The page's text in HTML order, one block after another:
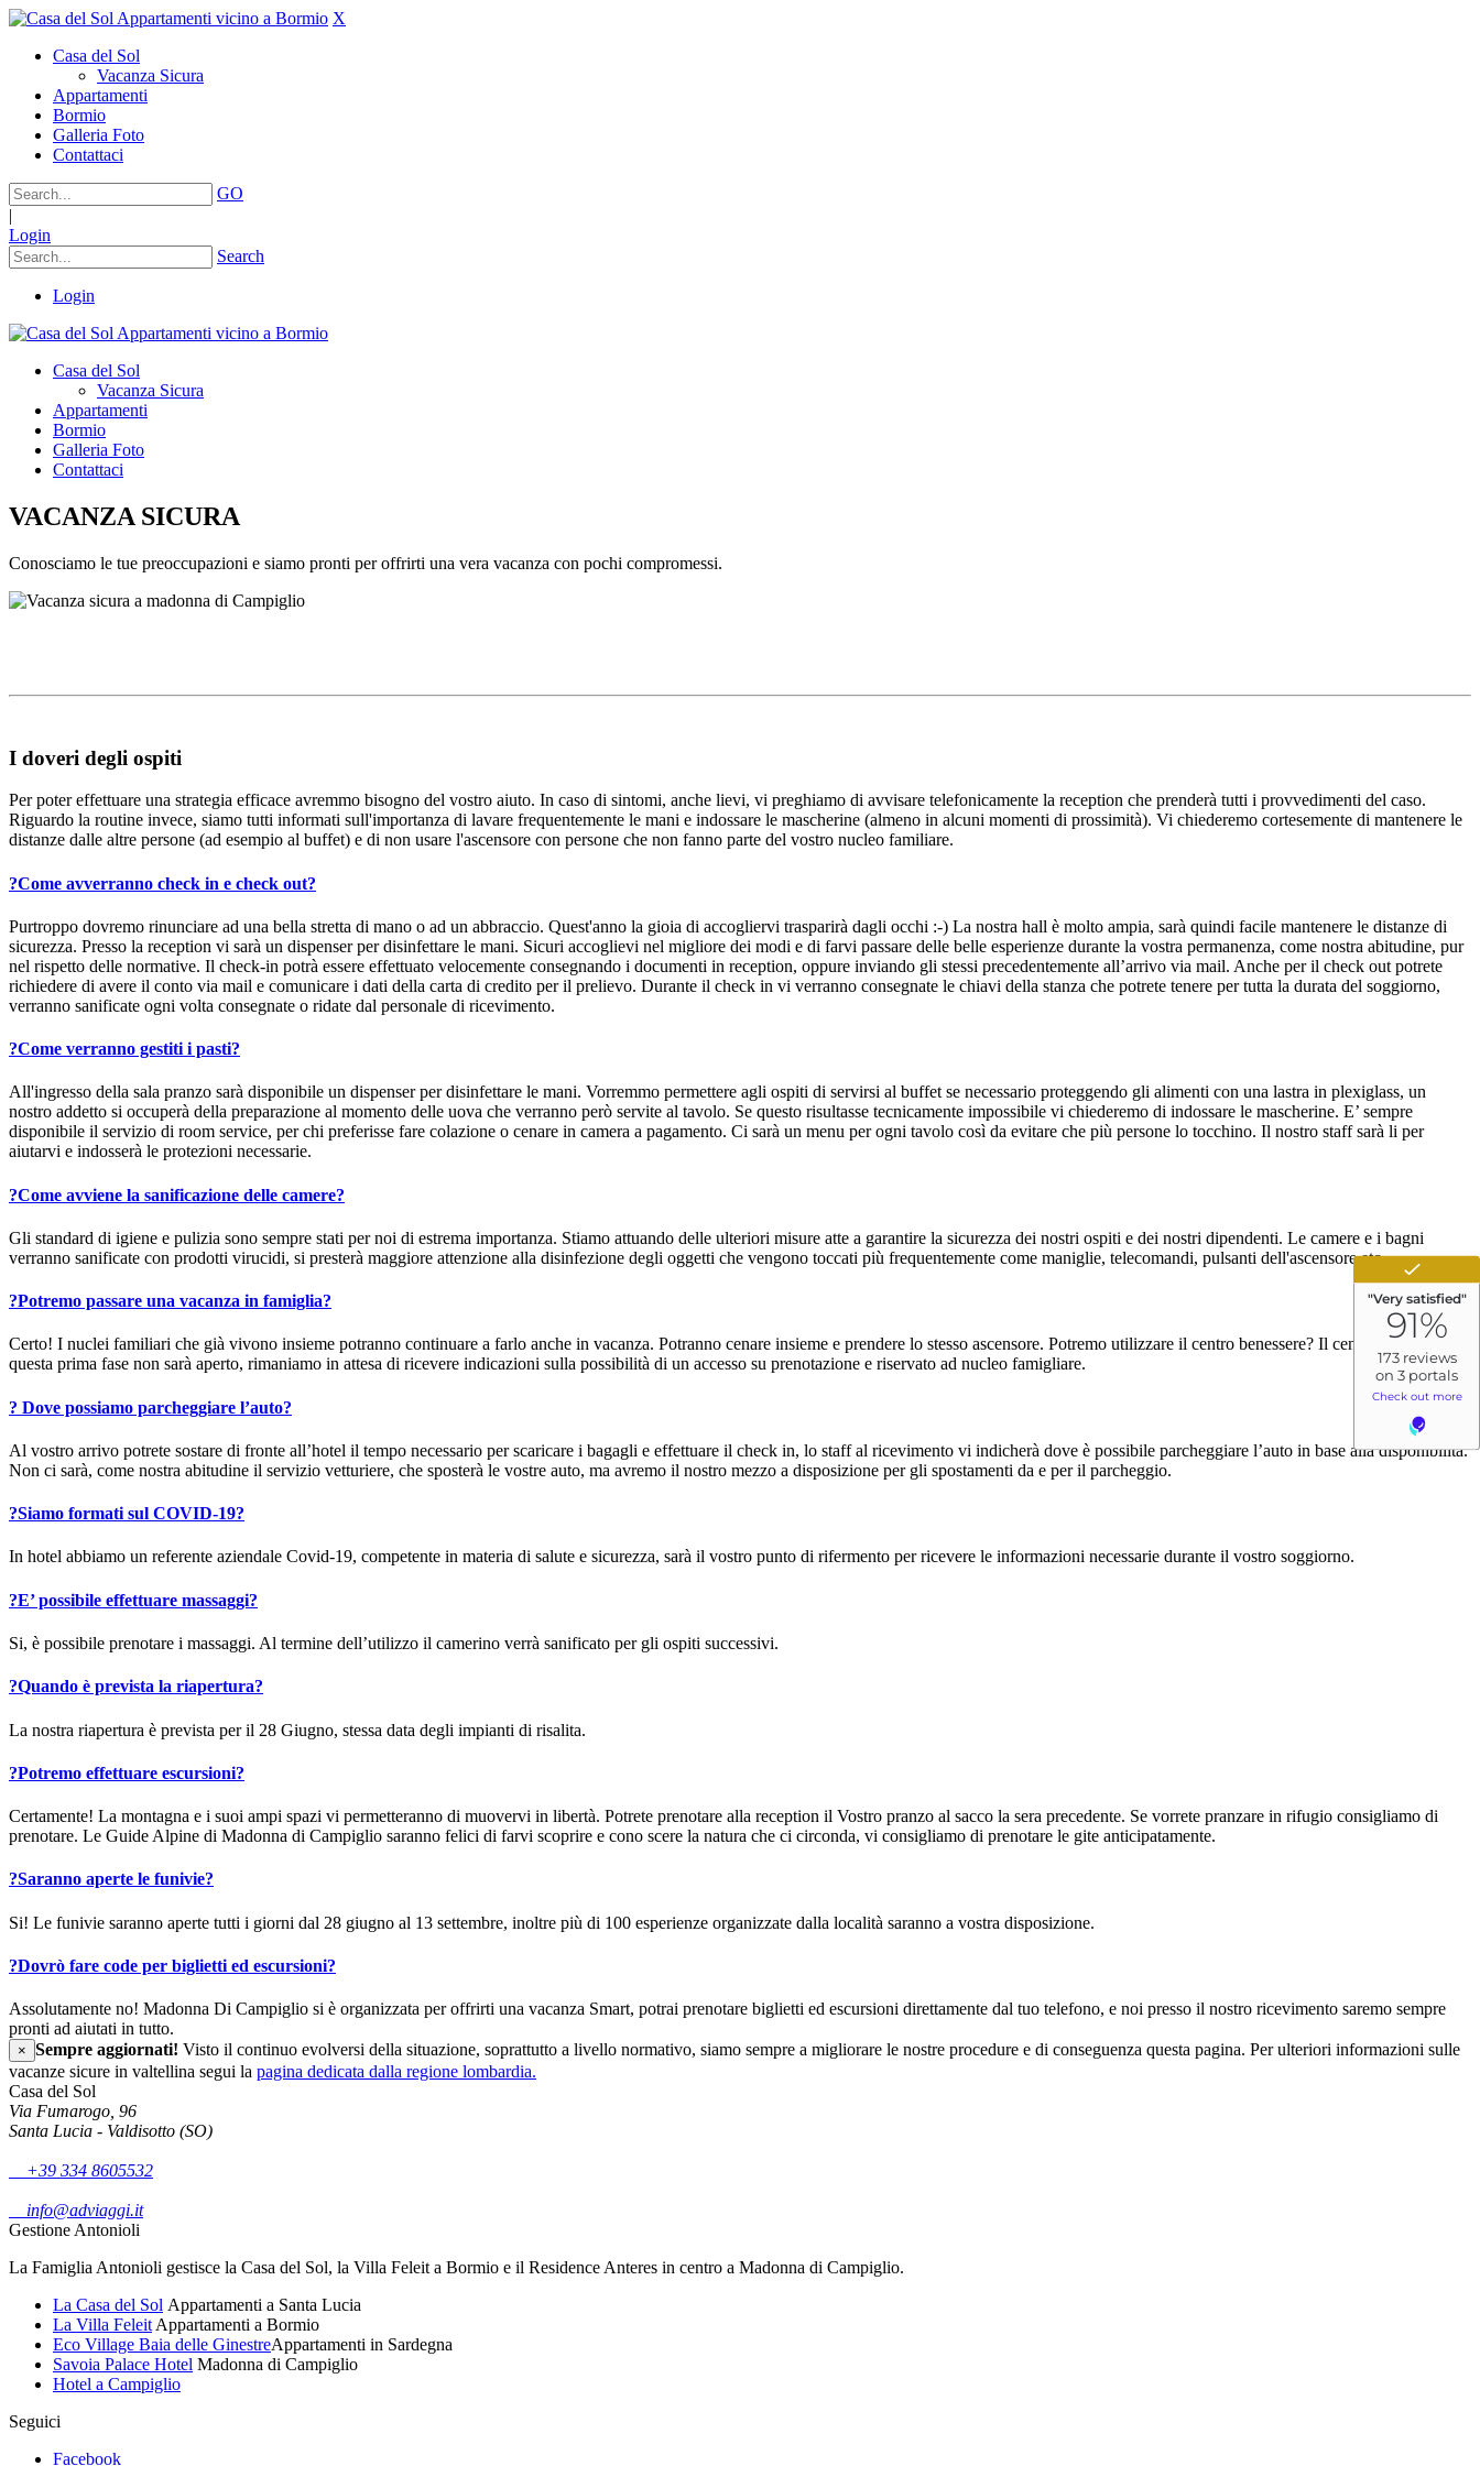
X
Casa del Sol
Vacanza Sicura
Appartamenti
Bormio
Galleria Foto
Contattaci
GO
|
Login
Search
Login
Casa del Sol
Vacanza Sicura
Appartamenti
Bormio
Galleria Foto
Contattaci
VACANZA SICURA
Conosciamo le tue preoccupazioni e siamo pronti per offrirti una vera vacanza con pochi compromessi.
I doveri degli ospiti
Per poter effettuare una strategia efficace avremmo bisogno del vostro aiuto. In caso di sintomi, anche lievi, vi preghiamo di avvisare telefonicamente la reception che prenderà tutti i provvedimenti del caso.
Riguardo la routine invece, siamo tutti informati sull'importanza di lavare frequentemente le mani e indossare le mascherine (almeno in alcuni momenti di prossimità). Vi chiederemo cortesemente di mantenere le
distanze dalle altre persone (ad esempio al buffet) e di non usare l'ascensore con persone che non fanno parte del vostro nucleo familiare.
?Come avverranno check in e check out?
Purtroppo dovremo rinunciare ad una bella stretta di mano o ad un abbraccio. Quest'anno la gioia di accogliervi trasparirà dagli occhi :-) La nostra hall è molto ampia, sarà quindi facile mantenere le distanze di
sicurezza. Presso la reception vi sarà un dispenser per disinfettare le mani. Sicuri accoglievi nel migliore dei modi e di farvi passare delle belle esperienze durante la vostra permanenza, come nostra abitudine, pur
nel rispetto delle normative. Il check-in potrà essere effettuato velocemente consegnando i documenti in reception, oppure inviando gli stessi precedentemente all’arrivo via mail. Anche per il check out potrete
richiedere di avere il conto via mail e comunicare i dati della carta di credito per il prelievo. Durante il check in vi verranno consegnate le chiavi della stanza che potrete tenere per tutta la durata del soggiorno,
verranno sanificate ogni volta consegnate o ridate dal personale di ricevimento.
?Come verranno gestiti i pasti?
All'ingresso della sala pranzo sarà disponibile un dispenser per disinfettare le mani. Vorremmo permettere agli ospiti di servirsi al buffet se necessario proteggendo gli alimenti con una lastra in plexiglass, un
nostro addetto si occuperà della preparazione al momento delle uova che verranno però servite al tavolo. Se questo risultasse tecnicamente impossibile vi chiederemo di indossare le mascherine. E’ sempre
disponibile il servizio di room service, per chi preferisse fare colazione o cenare in camera a pagamento. Ci sarà un menu per ogni tavolo così da evitare che più persone lo tocchino. Il nostro staff sarà li per
aiutarvi e indosserà le protezioni necessarie.
?Come avviene la sanificazione delle camere?
Gli standard di igiene e pulizia sono sempre stati per noi di estrema importanza. Stiamo attuando delle ulteriori misure atte a garantire la sicurezza dei nostri ospiti e dei nostri dipendenti. Le camere e i bagni
verranno sanificate con prodotti virucidi, si presterà maggiore attenzione alla disinfezione degli oggetti che vengono toccati più frequentemente come maniglie, telecomandi, pulsanti dell'ascensore etc.
?Potremo passare una vacanza in famiglia?
Certo! I nuclei familiari che già vivono insieme potranno continuare a farlo anche in vacanza. Potranno cenare insieme e prendere lo stesso ascensore. Potremo utilizzare il centro benessere? Il centro benessere in
questa prima fase non sarà aperto, rimaniamo in attesa di ricevere indicazioni sulla possibilità di un accesso su prenotazione e riservato ad nucleo famigliare.
? Dove possiamo parcheggiare l’auto?
Al vostro arrivo potrete sostare di fronte all’hotel il tempo necessario per scaricare i bagagli e effettuare il check in, lo staff al ricevimento vi indicherà dove è possibile parcheggiare l’auto in base alla disponibilità.
Non ci sarà, come nostra abitudine il servizio vetturiere, che sposterà le vostre auto, ma avremo il nostro mezzo a disposizione per gli spostamenti da e per il parcheggio.
?Siamo formati sul COVID-19?
In hotel abbiamo un referente aziendale Covid-19, competente in materia di salute e sicurezza, sarà il vostro punto di rifermento per ricevere le informazioni necessarie durante il vostro soggiorno.
?E’ possibile effettuare massaggi?
Si, è possibile prenotare i massaggi. Al termine dell’utilizzo il camerino verrà sanificato per gli ospiti successivi.
?Quando è prevista la riapertura?
La nostra riapertura è prevista per il 28 Giugno, stessa data degli impianti di risalita.
?Potremo effettuare escursioni?
Certamente! La montagna e i suoi ampi spazi vi permetteranno di muovervi in libertà. Potrete prenotare alla reception il Vostro pranzo al sacco la sera precedente. Se vorrete pranzare in rifugio consigliamo di
prenotare. Le Guide Alpine di Madonna di Campiglio saranno felici di farvi scoprire e cono scere la natura che ci circonda, vi consigliamo di prenotare le gite anticipatamente.
?Saranno aperte le funivie?
Si! Le funivie saranno aperte tutti i giorni dal 28 giugno al 13 settembre, inoltre più di 100 esperienze organizzate dalla località saranno a vostra disposizione.
?Dovrò fare code per biglietti ed escursioni?
Assolutamente no! Madonna Di Campiglio si è organizzata per offrirti una vacanza Smart, potrai prenotare biglietti ed escursioni direttamente dal tuo telefono, e noi presso il nostro ricevimento saremo sempre
pronti ad aiutati in tutto.
× Sempre aggiornati! Visto il continuo evolversi della situazione, soprattutto a livello normativo, siamo sempre a migliorare le nostre procedure e di conseguenza questa pagina. Per ulteriori informazioni sulle
vacanze sicure in valtellina segui la pagina dedicata dalla regione lombardia.
Casa del Sol
Via Fumarogo, 96
Santa Lucia - Valdisotto (SO)
+39 334 8605532
info@adviaggi.it
Gestione Antonioli
La Famiglia Antonioli gestisce la Casa del Sol, la Villa Feleit a Bormio e il Residence Anteres in centro a Madonna di Campiglio.
La Casa del Sol Appartamenti a Santa Lucia
La Villa Feleit Appartamenti a Bormio
Eco Village Baia delle GinestreAppartamenti in Sardegna
Savoia Palace Hotel Madonna di Campiglio
Hotel a Campiglio
Seguici
Facebook